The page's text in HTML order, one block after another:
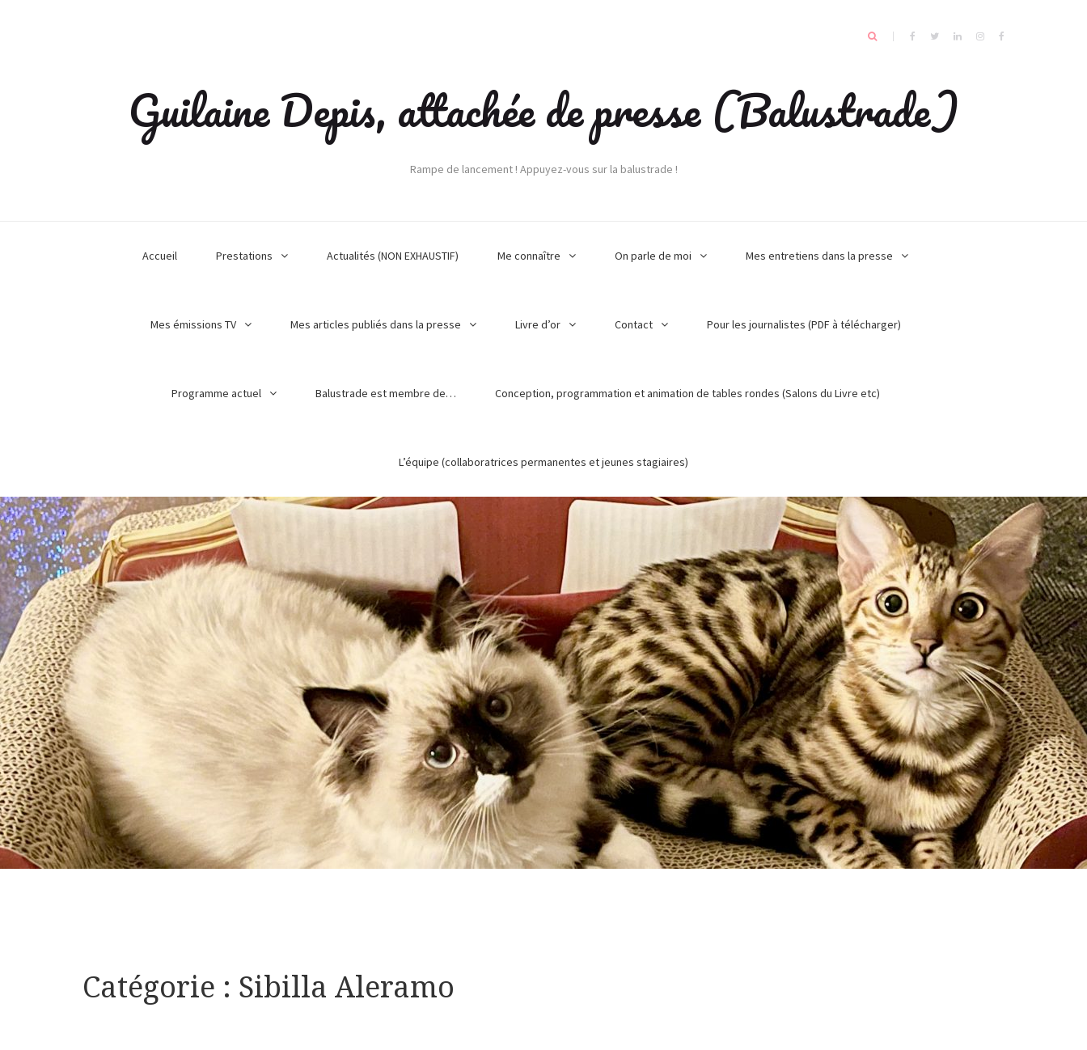
Guilaine Depis, attachée de presse (Balustrade)
Rampe de lancement ! Appuyez-vous sur la balustrade !
Accueil Prestations Actualités (NON EXHAUSTIF) Me connaître On parle de moi Mes entretiens dans la presse
Mes émissions TV Mes articles publiés dans la presse Livre d’or Contact Pour les journalistes (PDF à télécharger)
Programme actuel Balustrade est membre de… Conception, programmation et animation de tables rondes (Salons du Livre etc)
L’équipe (collaboratrices permanentes et jeunes stagiaires)
Catégorie : Sibilla Aleramo